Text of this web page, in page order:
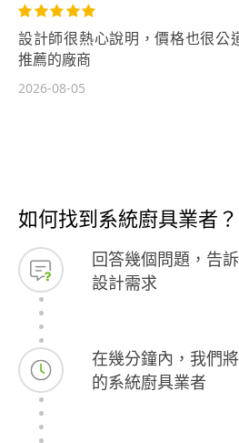
設計師很熱心說明，價格也很公
推薦的廠商
2026-08-05
如何找到系統廚具業者？
回答幾個問題，告
設計需求
在幾分鐘內，我們
的系統廚具業者